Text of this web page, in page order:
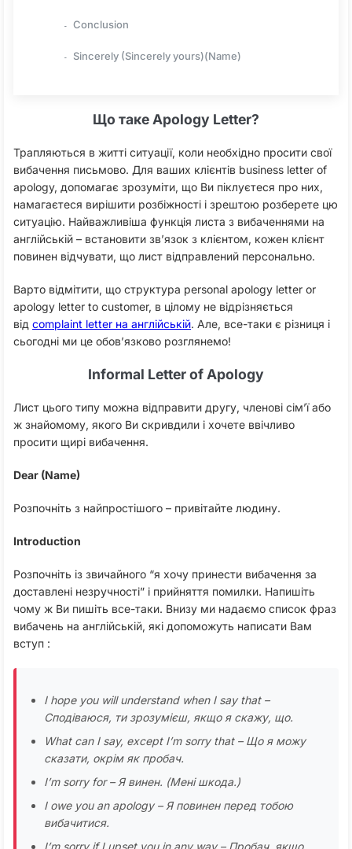
Conclusion
Sincerely (Sincerely yours)(Name)
Що таке Apology Letter?
Трапляються в житті ситуації, коли необхідно просити свої
вибачення письмово. Для ваших клієнтів business letter of
apology, допомагає зрозуміти, що Ви піклуєтеся про них,
намагаєтеся вирішити розбіжності і зрештою розберете цю
ситуацію. Найважливіша функція листа з вибаченнями на
англійській – встановити зв’язок з клієнтом, кожен клієнт
повинен відчувати, що лист відправлений персонально.
Варто відмітити, що структура personal apology letter or
apology letter to customer, в цілому не відрізняється
від complaint letter на англійській. Але, все-таки є різниця і
сьогодні ми це обов’язково розглянемо!
Informal Letter of Apology
Лист цього типу можна відправити другу, членові сім’ї або
ж знайомому, якого Ви скривдили і хочете ввічливо
просити щирі вибачення.
Dear (Name)
Розпочніть з найпростішого – привітайте людину.
Introduction
Розпочніть із звичайного “я хочу принести вибачення за
доставлені незручності” і прийняття помилки. Напишіть
чому ж Ви пишіть все-таки. Внизу ми надаємо список фраз
вибачень на англійській, які допоможуть написати Вам
вступ :
I hope you will understand when I say that –
Сподіваюся, ти зрозумієш, якщо я скажу, що.
What can I say, except I’m sorry that – Що я можу
сказати, окрім як пробач.
I’m sorry for – Я винен. (Мені шкода.)
I owe you an apology – Я повинен перед тобою
вибачитися.
I’m sorry if I upset you in any way – Пробач, якщо